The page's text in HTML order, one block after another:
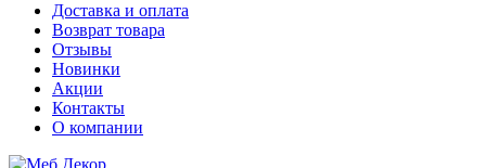
Доставка и оплата
Возврат товара
Отзывы
Новинки
Акции
Контакты
О компании